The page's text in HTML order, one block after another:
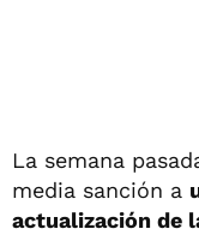
La semana
media sanción a
actualización de